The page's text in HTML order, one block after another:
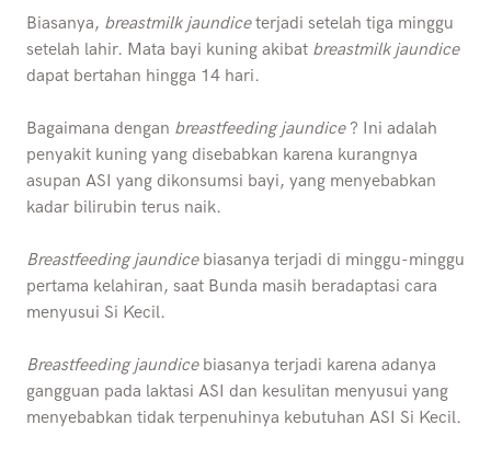
Biasanya, breastmilk jaundiceterjadi setelah tiga minggu
setelah lahir. Mata bayi kuning akibat breastmilk jaundice
dapat bertahan hingga 14 hari.
Bagaimana dengan breastfeeding jaundice? Ini adalah
penyakit kuning yang disebabkan karena kurangnya
asupan ASI yang dikonsumsi bayi, yang menyebabkan
kadar bilirubin terus naik.
Breastfeeding jaundice biasanya terjadi di minggu-minggu
pertama kelahiran, saat Bunda masih beradaptasi cara
menyusui Si Kecil.
Breastfeeding jaundice biasanya terjadi karena adanya
gangguan pada laktasi ASI dan kesulitan menyusui yang
menyebabkan tidak terpenuhinya kebutuhan ASI Si Kecil.